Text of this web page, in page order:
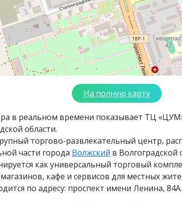
На полную карту
в реальном времени показывает ТЦ
области.
торгово-развлекательный центр,
части города Волжский в Волгоградской
как универсальный торговый
кафе и сервисов для местных
по адресу: проспект имени Ленина, 84А.